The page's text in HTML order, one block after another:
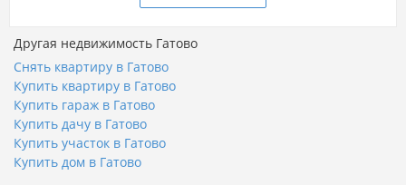
Другая недвижимость Гатово
Снять квартиру в Гатово
Купить квартиру в Гатово
Купить гараж в Гатово
Купить дачу в Гатово
Купить участок в Гатово
Купить дом в Гатово